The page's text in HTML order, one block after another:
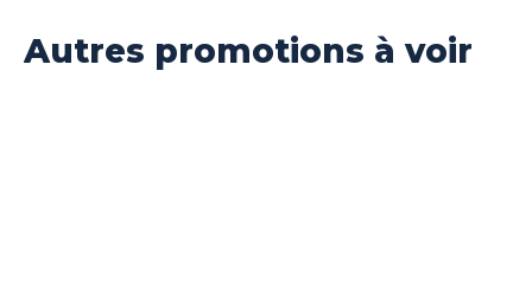
Autres promotions à voir